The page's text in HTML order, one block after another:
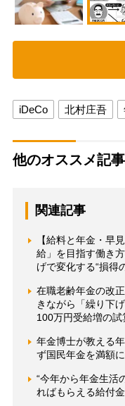
iDeCo 北村庄吾
他のオススメ記事
関連記事
【給料と年金・早
給」を目指す働き
げで変化する“損得
在職老齢年金の改
きながら「繰り下
100万円受給増の試
年金博士が教える
ず国民年金を満額
“今年から年金生活
ればもらえる給付金